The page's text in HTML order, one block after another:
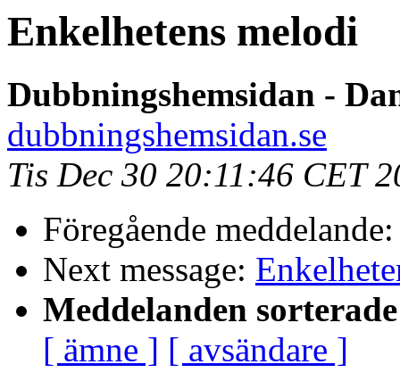
Enkelhetens melodi
Dubbningshemsidan -
dubbningshemsidan.se
Tis Dec 30 20:11:46 CET
Föregående
Next message:
Meddelanden
[ ämne ] [ avsändare ]